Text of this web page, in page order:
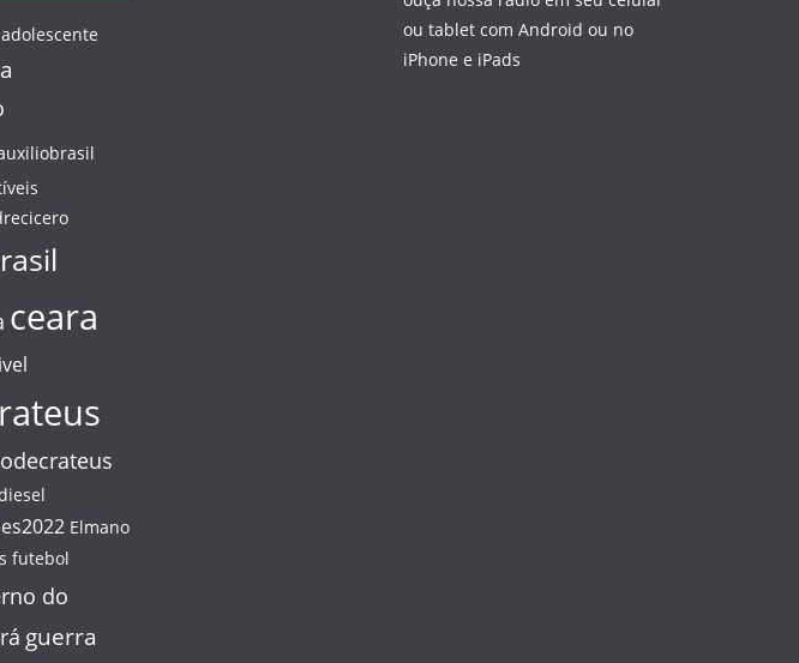
adolescente
ceara
Elmano
futebol
do
guerra